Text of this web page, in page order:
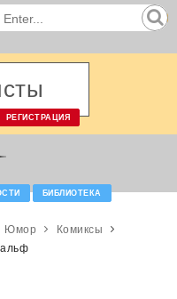
РЕГИСТРАЦИЯ
БИБЛИОТЕКА
Юмор
Комиксы